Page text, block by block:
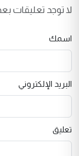
لا توجد تعليقات
اسمك
البريد الإلكتروني
تعليق